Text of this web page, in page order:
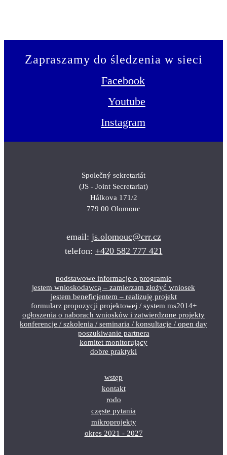
Zapraszamy do śledzenia w sieci
Facebook
Youtube
Instagram
Společný sekretariát
(JS - Joint Secretariat)
Hálkova 171/2
779 00 Olomouc
email: js.olomouc@crr.cz
telefon: +420 582 777 421
podstawowe informacje o programie
jestem wnioskodawcą – zamierzam złożyć wniosek
jestem beneficjentem – realizuję projekt
formularz propozycji projektowej / system ms2014+
ogłoszenia o naborach wniosków i zatwierdzone projekty
konferencje / szkolenia / seminaria / konsultacje / open day
poszukiwanie partnera
komitet monitorujący
dobre praktyki
wstęp
kontakt
rodo
częste pytania
mikroprojekty
okres 2021 - 2027